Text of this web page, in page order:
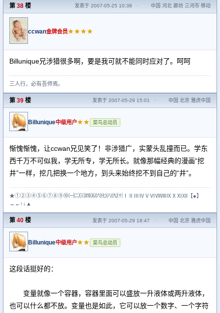
第 38 楼 发表于 2007-05-25 10:38 · 中国 河北 廊坊 三河市 移动
ccwan金牌会员★★★★
Billunique兄涉猎很多啊，要是我可就不能同时应对了。呵呵
三人行，必有吾师焉。
第 39 楼 发表于 2007-05-29 15:01 · 中国 北京 雅虎中国
Billunique中级用户★★ 菜鸟总动员
惭愧惭愧，让ccwan兄见笑了！非涉猎广，实蒙头乱撞而已。学东
西千万不可似我，学无所专，学无所长。就像那幅经典的漫画“挖
井”一样，挖几把换一个地方，到头来始终挖不到自己的“井”。
★①②③④⑤⑥⑦⑧⑨⑩㈠㈡㈢㈣㈤㈥㈦㈧㈨㈩ⅠⅡⅢⅣⅤⅥⅦⅧⅨⅩⅪⅫ【●】
→←↑↓▲
第 40 楼 发表于 2007-05-29 18:47 · 中国 北京 雅虎中国
Billunique中级用户★★ 菜鸟总动员
这段话挺好的：
变量就像一个容器，容器里面可以盛放一升液体或两升液体，
也可以什么都不放。变量也是如此，它可以放一个数字、一个字符